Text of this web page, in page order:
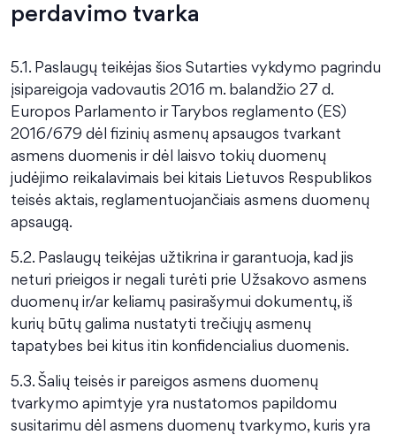
perdavimo tvarka
5.1. Paslaugų teikėjas šios Sutarties vykdymo pagrindu
įsipareigoja vadovautis 2016 m. balandžio 27 d.
Europos Parlamento ir Tarybos reglamento (ES)
2016/679 dėl fizinių asmenų apsaugos tvarkant
asmens duomenis ir dėl laisvo tokių duomenų
judėjimo reikalavimais bei kitais Lietuvos Respublikos
teisės aktais, reglamentuojančiais asmens duomenų
apsaugą.
5.2. Paslaugų teikėjas užtikrina ir garantuoja, kad jis
neturi prieigos ir negali turėti prie Užsakovo asmens
duomenų ir/ar keliamų pasirašymui dokumentų, iš
kurių būtų galima nustatyti trečiųjų asmenų
tapatybes bei kitus itin konfidencialius duomenis.
5.3. Šalių teisės ir pareigos asmens duomenų
tvarkymo apimtyje yra nustatomos papildomu
susitarimu dėl asmens duomenų tvarkymo, kuris yra